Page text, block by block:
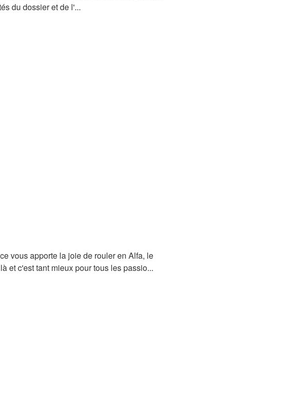
du dossier et de l'...
vous apporte la joie de rouler en Alfa, le
et c'est tant mieux pour tous les passio...